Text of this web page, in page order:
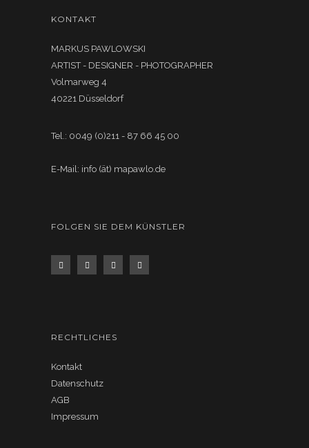
KONTAKT
MARKUS PAWLOWSKI
ARTIST - DESIGNER - PHOTOGRAPHER
Volmarweg 4
40221 Düsseldorf
Tel.: 0049 (0)211 - 87 66 45 00
E-Mail: info (ät) mapawlo.de
FOLGEN SIE DEM KÜNSTLER
RECHTLICHES
Kontakt
Datenschutz
AGB
Impressum